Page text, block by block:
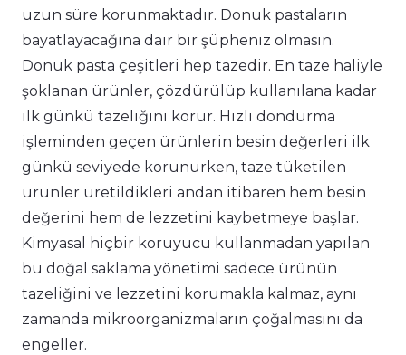
uzun süre korunmaktadır. Donuk pastaların
bayatlayacağına dair bir şüpheniz olmasın.
Donuk pasta çeşitleri hep tazedir. En taze haliyle
şoklanan ürünler, çözdürülüp kullanılana kadar
ilk günkü tazeliğini korur. Hızlı dondurma
işleminden geçen ürünlerin besin değerleri ilk
günkü seviyede korunurken, taze tüketilen
ürünler üretildikleri andan itibaren hem besin
değerini hem de lezzetini kaybetmeye başlar.
Kimyasal hiçbir koruyucu kullanmadan yapılan
bu doğal saklama yönetimi sadece ürünün
tazeliğini ve lezzetini korumakla kalmaz, aynı
zamanda mikroorganizmaların çoğalmasını da
engeller.